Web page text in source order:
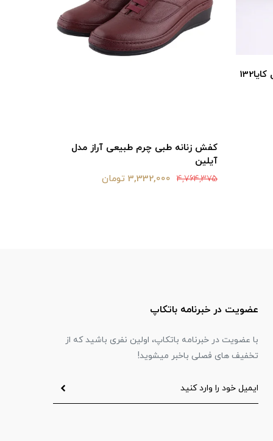
کفش زنانه طبی چرم طبیعی آراز مدل
آیلین
4,764,375 3,332,000 تومان
عضویت در خبرنامه باتکاپ
با عضویت در خبرنامه باتکاپ، اولین نفری باشید که از
تخفیف های فصلی باخبر میشوید!